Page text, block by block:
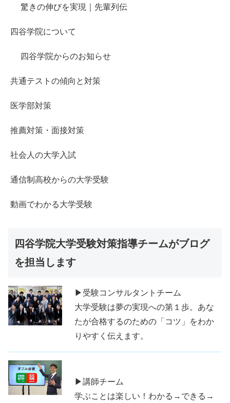
驚きの伸びを実現｜先輩列伝
四谷学院について
四谷学院からのお知らせ
共通テストの傾向と対策
医学部対策
推薦対策・面接対策
社会人の大学入試
通信制高校からの大学受験
動画でわかる大学受験
四谷学院大学受験対策指導チームがブログ
を担当します
▶受験コンサルタントチーム
大学受験は夢の実現への第１歩。あな
たが合格するのための「コツ」をわか
りやすく伝えます。
▶講師チーム
学ぶことは楽しい！わかる→できる→